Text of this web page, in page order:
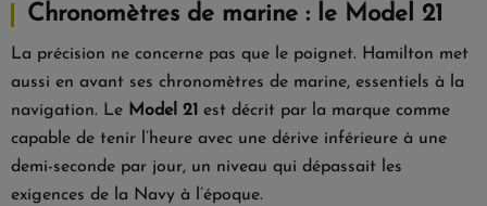
Chronomètres de marine : le Model 21
La précision ne concerne pas que le poignet. Hamilton met
aussi en avant ses chronomètres de marine, essentiels à la
navigation. Le Model 21 est décrit par la marque comme
capable de tenir l’heure avec une dérive inférieure à une
demi-seconde par jour, un niveau qui dépassait les
exigences de la Navy à l’époque.